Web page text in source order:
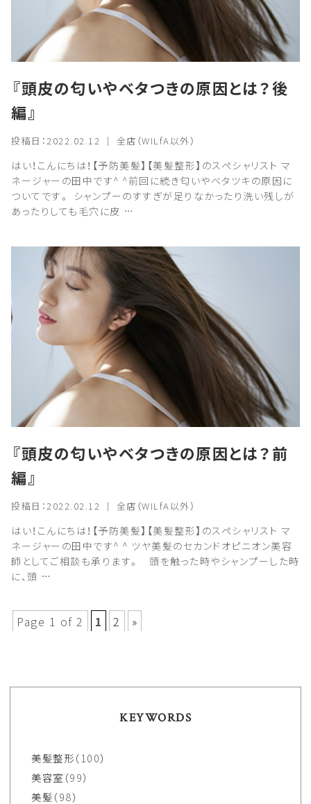
『頭皮の匂いやベタつきの原因とは？後
編』
投稿日：2022.02.12 ｜ 全店（WILfA以外）
はい！こんにちは！【予防美髪】【美髪整形】のスペシャリスト マ
ネージャーの田中です^ ^前回に続き匂いやベタツキの原因に
ついてです。 シャンプーのすすぎが足りなかったり洗い残しが
あったりしても毛穴に皮 …
『頭皮の匂いやベタつきの原因とは？前
編』
投稿日：2022.02.12 ｜ 全店（WILfA以外）
はい！こんにちは！【予防美髪】【美髪整形】のスペシャリスト マ
ネージャーの田中です^ ^ ツヤ美髪のセカンドオピニオン美容
師としてご相談も承ります。 頭を触った時やシャンプーした時
に、頭 …
Page 1 of 2 1 2 »
KEYWORDS
美髪整形（100）
美容室 （99）
美髪（98）